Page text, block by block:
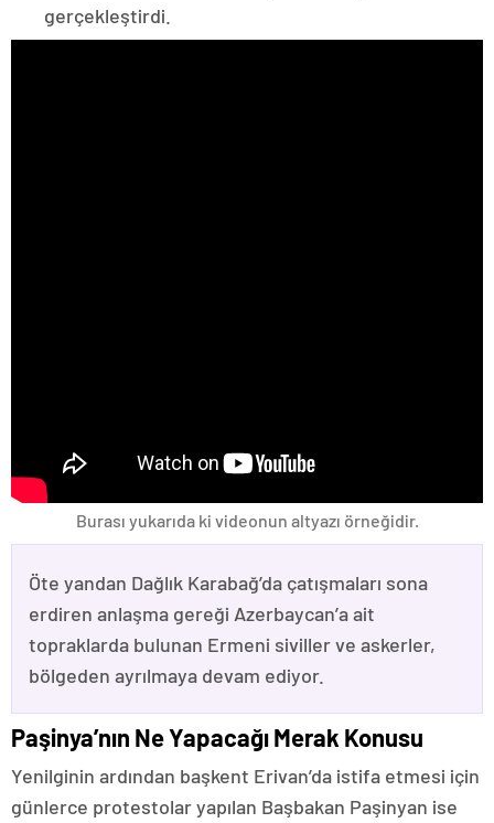
gerçekleştirdi.
Burası yukarıda ki videonun altyazı örneğidir.
Öte yandan Dağlık Karabağ’da çatışmaları sona
erdiren anlaşma gereği Azerbaycan’a ait
topraklarda bulunan Ermeni siviller ve askerler,
bölgeden ayrılmaya devam ediyor.
Paşinya’nın Ne Yapacağı Merak Konusu
Yenilginin ardından başkent Erivan’da istifa etmesi için
günlerce protestolar yapılan Başbakan Paşinyan ise